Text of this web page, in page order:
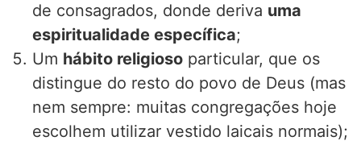
de consagrados, donde deriva uma
espiritualidade específica;
Um hábito religioso particular, que os
distingue do resto do povo de Deus (mas
nem sempre: muitas congregações hoje
escolhem utilizar vestido laicais normais);